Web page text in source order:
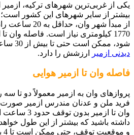
یکی از غربی‌ترین شهرهای ترکیه،
بیشتر از سایر شهرهای این کشور
از مبدأ شهر
1770 کیلومتری نیاز است. فاصله وان
شود، ممکن است حتی تا بیش از 30 ساعت طول بکشد. البته
دیدنی ازمیر
ارزشش را دارد.
فاصله وان تا ازمیر هوایی
پروازهای وان به ازمیر معمولاً دو تا
فرید ملن و عدنان مندرس ازمیر
وان تا
داشته باشید که بیشتر از این طول
و موقعیت توقف، حتی ممکن است تا 4 یا 5 ساعت طول بکشد.